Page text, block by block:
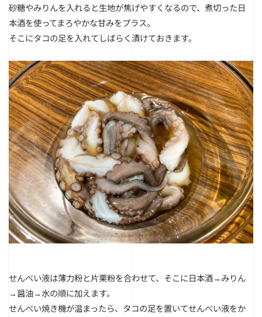
砂糖やみりんを入れると生地が焦げやすくなるので、煮切った日
本酒を使ってまろやかな甘みをプラス。
そこにタコの足を入れてしばらく漬けておきます。
せんべい液は薄力粉と片栗粉を合わせて、そこに日本酒→みりん
→醤油→水の順に加えます。
せんべい焼き機が温まったら、タコの足を置いてせんべい液をか